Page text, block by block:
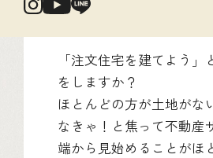
です。
「注文住宅を建てよう」
をしますか？
ほとんどの方が土地がな
なきゃ！と焦って不動産
端から見始めることがほ